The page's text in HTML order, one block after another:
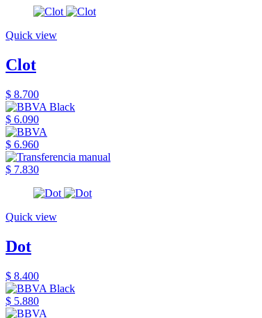
Quick view
Clot
$ 8.700
$ 6.090
$ 6.960
$ 7.830
Quick view
Dot
$ 8.400
$ 5.880